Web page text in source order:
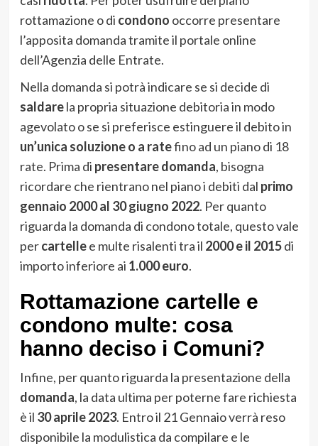
rottamazione o di condono occorre presentare
l’apposita domanda tramite il portale online
dell’Agenzia delle Entrate.
Nella domanda si potrà indicare se si decide di
saldarela propria situazione debitoria in modo
agevolato o se si preferisce estinguere il debito in
un’unica soluzione o a ratefino ad un piano di 18
rate. Prima di presentare domanda, bisogna
ricordare che rientrano nel piano i debiti dal primo
gennaio 2000 al 30 giugno 2022. Per quanto
riguarda la domanda di condono totale, questo vale
percartellee multe risalenti tra il 2000 e il 2015di
importo inferiore ai 1.000 euro.
Rottamazione cartelle e
condono multe: cosa
hanno deciso i Comuni?
Infine, per quanto riguarda la presentazione della
domanda, la data ultima per poterne fare richiesta
è il 30 aprile 2023. Entro il 21 Gennaio verrà reso
disponibile la modulistica da compilare e le